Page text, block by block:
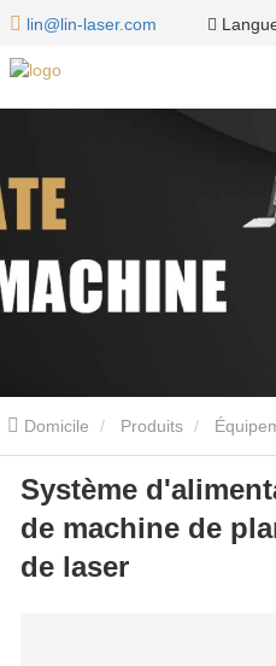
lin@lin-laser.com
Domicile Produits
Équipement d’automatisation de
laser Système d'alimentation automatique de machine de
Système
de machine de
de laser